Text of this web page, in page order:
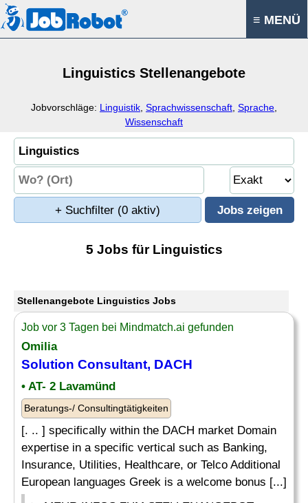
≡ MENÜ
Linguistics Stellenangebote
Jobvorschläge: Linguistik Sprachwissenschaft Sprache
Wissenschaft
+ Suchfilter (0 aktiv)
5 Jobs für Linguistics
Stellenangebote Linguistics Jobs
Job vor 3 Tagen bei Mindmatch.ai gefunden
Omilia
Solution Consultant, DACH
• AT- 2 Lavamünd
Beratungs-/ Consultingtätigkeiten
[. .. ] specifically within the DACH market Domain
expertise in a specific vertical such as Banking,
Insurance, Utilities, Healthcare, or Telco Additional
European languages Greek is a welcome bonus [...]